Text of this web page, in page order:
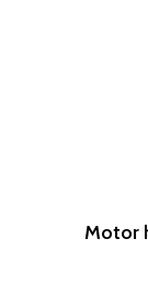
Motor